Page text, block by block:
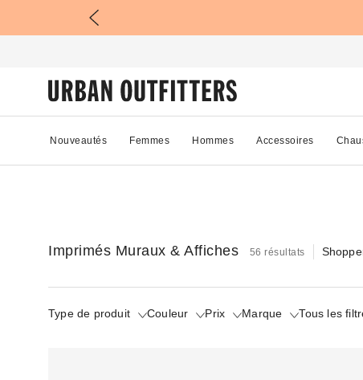
Nouveautés Femmes Hommes Accessoires
Imprimés Muraux & Affiches 56 résultats
Type de produit Couleur Prix Marque Tous les